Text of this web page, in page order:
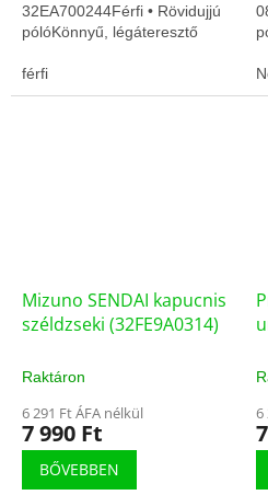
32EA700244Férfi • Rövidujjú
pólóKönnyű, légáteresztő
edzésre optimalizálva
férfi
Mizuno SENDAI kapucnis
széldzseki (32FE9A0314)
Raktáron
6 291 Ft ÁFA nélkül
7 990 Ft
BŐVEBBEN
6